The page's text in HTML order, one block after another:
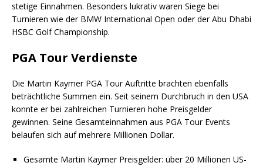
stetige Einnahmen. Besonders lukrativ waren Siege bei
Turnieren wie der BMW International Open oder der Abu Dhabi
HSBC Golf Championship.
PGA Tour Verdienste
Die Martin Kaymer PGA Tour Auftritte brachten ebenfalls
beträchtliche Summen ein. Seit seinem Durchbruch in den USA
konnte er bei zahlreichen Turnieren hohe Preisgelder
gewinnen. Seine Gesamteinnahmen aus PGA Tour Events
belaufen sich auf mehrere Millionen Dollar.
Gesamte Martin Kaymer Preisgelder: über 20 Millionen US-